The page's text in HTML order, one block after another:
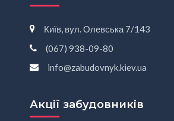
Київ, вул. Олевська 7/143
(067) 938-09-80
info@zabudovnyk.kiev.ua
Акції забудовників